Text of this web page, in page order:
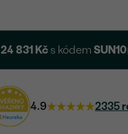
24 831 Kč s kódemSUN10
4.9 2335